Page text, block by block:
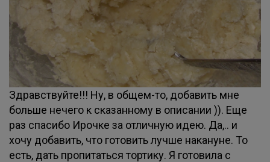
Здравствуйте!!! Ну, в общем-то, добавить мне
больше нечего к сказанному в описании )). Еще
раз спасибо Ирочке за отличную идею. Да,.. и
хочу добавить, что готовить лучше накануне. То
есть, дать пропитаться тортику. Я готовила с